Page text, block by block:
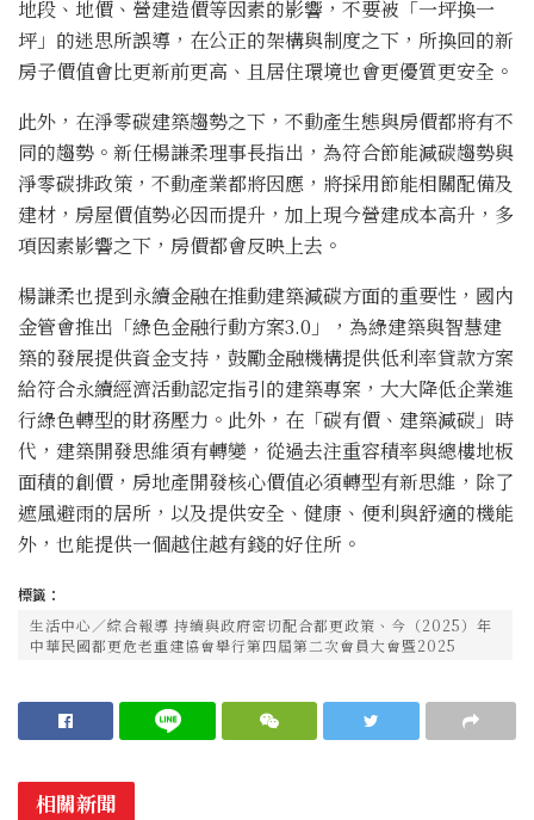
地段、地價、營建造價等因素的影響，不要被「一坪換一
坪」的迷思所誤導，在公正的架構與制度之下，所換回的新
房子價值會比更新前更高、且居住環境也會更優質更安全。
此外，在淨零碳建築趨勢之下，不動產生態與房價都將有不
同的趨勢。新任楊謙柔理事長指出，為符合節能減碳趨勢與
淨零碳排政策，不動產業都將因應，將採用節能相關配備及
建材，房屋價值勢必因而提升，加上現今營建成本高升，多
項因素影響之下，房價都會反映上去。
楊謙柔也提到永續金融在推動建築減碳方面的重要性，國內
金管會推出「綠色金融行動方案3.0」，為綠建築與智慧建
築的發展提供資金支持，鼓勵金融機構提供低利率貸款方案
給符合永續經濟活動認定指引的建築專案，大大降低企業進
行綠色轉型的財務壓力。此外，在「碳有價、建築減碳」時
代，建築開發思維須有轉變，從過去注重容積率與總樓地板
面積的創價，房地產開發核心價值必須轉型有新思維，除了
遮風避雨的居所，以及提供安全、健康、便利與舒適的機能
外，也能提供一個越住越有錢的好住所。
標籤：
生活中心／綜合報導 持續與政府密切配合都更政策、今（2025）年
中華民國都更危老重建協會舉行第四屆第二次會員大會暨2025
相關新聞